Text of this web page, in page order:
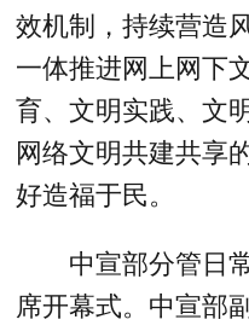
效机制，持续营造
一体推进网上网下
育、文明实践、文
网络文明共建共享
好造福于民。
中宣部分管日
席开幕式。中宣部